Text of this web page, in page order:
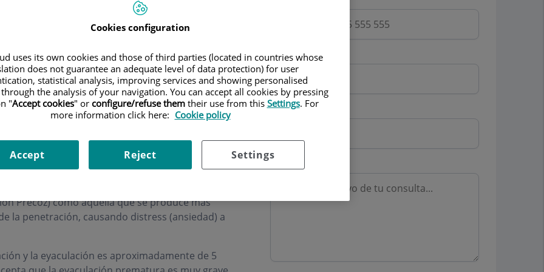
Precoz) como aquella que se produce mas
la penetración, causando distress (ansiedad) a
y la eyaculación es aproximadamente de 5
Email
Mutua
Cookies configuration
uses its own cookies and those of third parties (located in countries whose
does not guarantee an adequate level of data protection) for user
statistical analysis, improving services and showing personalised
the analysis of your navigation. You can accept all cookies by pressing
"Accept cookies" or configure/refuse themtheir use from this Settings. For
more information click here: Cookie policy
Settings
Reject
Accept